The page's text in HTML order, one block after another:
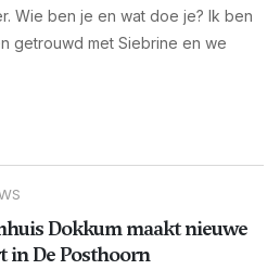
Wie ben je en wat doe je? Ik ben
getrouwd met Siebrine en we
Dokkum maakt nieuwe
in De Posthoorn